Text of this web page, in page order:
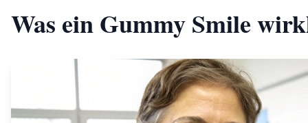
Was ein Gummy Smile